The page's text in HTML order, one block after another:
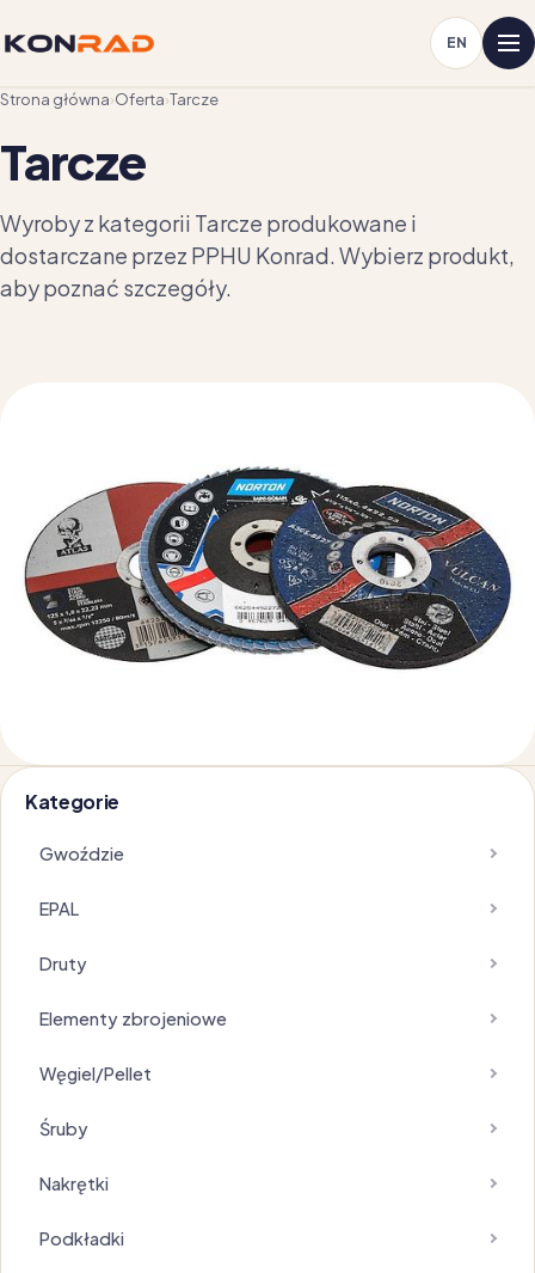
EN
Strona główna›Oferta›Tarcze
Tarcze
Wyroby z kategorii Tarcze produkowane i
dostarczane przez PPHU Konrad. Wybierz produkt,
aby poznać szczegóły.
Kategorie
Gwoździe
EPAL
Druty
Elementy zbrojeniowe
Węgiel/Pellet
Śruby
Nakrętki
Podkładki